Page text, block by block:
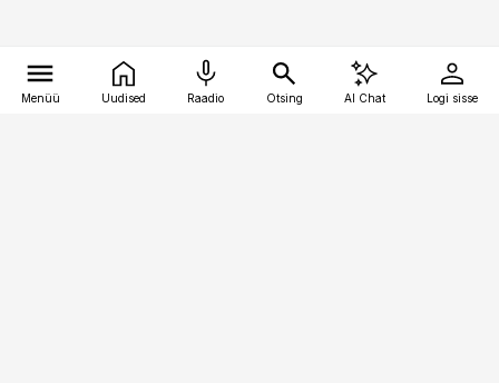
Menüü Uudised Raadio Otsing AI Chat Logi sisse